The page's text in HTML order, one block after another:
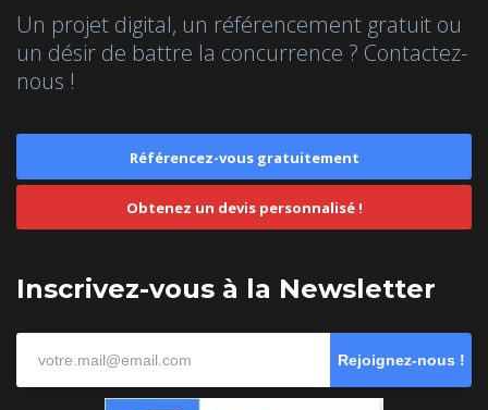
Un projet digital, un référencement gratuit ou
un désir de battre la concurrence ? Contactez-
nous !
Référencez-vous gratuitement
Obtenez un devis personnalisé !
Inscrivez-vous à la Newsletter
Rejoignez-nous !